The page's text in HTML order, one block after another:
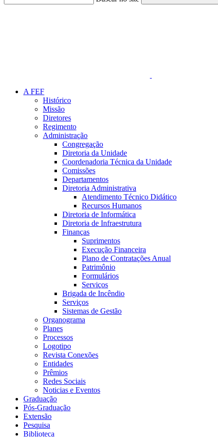
A FEF
Histórico
Missão
Diretores
Regimento
Administração
Congregação
Diretoria da Unidade
Coordenadoria Técnica da Unidade
Comissões
Departamentos
Diretoria Administrativa
Atendimento Técnico Didático
Recursos Humanos
Diretoria de Informática
Diretoria de Infraestrutura
Finanças
Suprimentos
Execução Financeira
Plano de Contratações Anual
Patrimônio
Formulários
Serviços
Brigada de Incêndio
Serviços
Sistemas de Gestão
Organograma
Planes
Processos
Logotipo
Revista Conexões
Entidades
Prêmios
Redes Sociais
Noticias e Eventos
Graduação
Pós-Graduação
Extensão
Pesquisa
Biblioteca